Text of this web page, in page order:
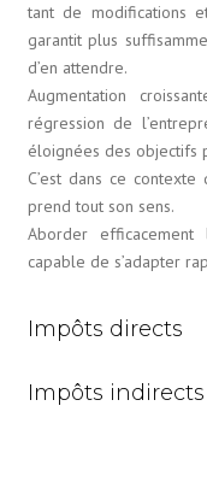
tant de modifications
garantit plus
d’en attendre.
Augmentation
régression de
éloignées des objectifs
C’est dans ce
prend tout son sens.
Aborder
capable de s’adapter
Impôts directs
Impôts indirects